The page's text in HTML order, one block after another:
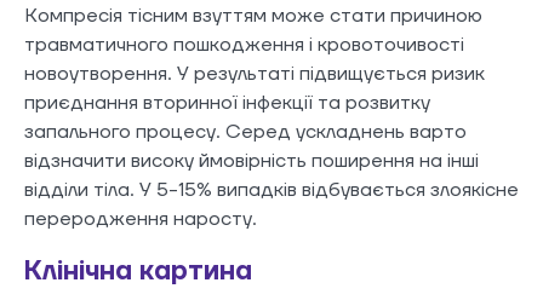
Компресія тісним взуттям може стати причиною
травматичного пошкодження і кровоточивості
новоутворення. У результаті підвищується ризик
приєднання вторинної інфекції та розвитку
запального процесу. Серед ускладнень варто
відзначити високу ймовірність поширення на інші
відділи тіла. У 5-15% випадків відбувається злоякісне
переродження наросту.
Клінічна картина